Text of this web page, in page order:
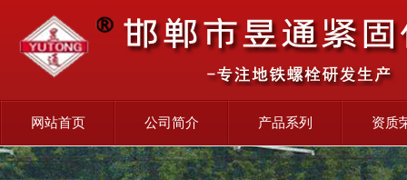
网站首页 公司简介 产品系列 资质